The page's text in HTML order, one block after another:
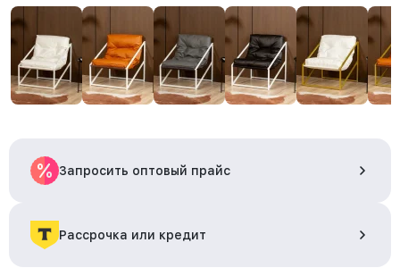
Запросить оптовый прайс
Рассрочка или кредит